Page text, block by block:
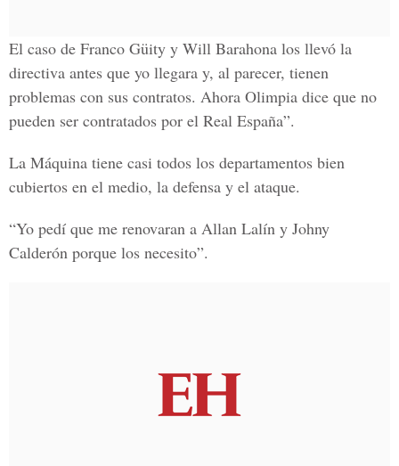
El caso de Franco Güity y Will Barahona los llevó la
directiva antes que yo llegara y, al parecer, tienen
problemas con sus contratos. Ahora Olimpia dice que no
pueden ser contratados por el Real España”.
La Máquina tiene casi todos los departamentos bien
cubiertos en el medio, la defensa y el ataque.
“Yo pedí que me renovaran a Allan Lalín y Johny
Calderón porque los necesito”.